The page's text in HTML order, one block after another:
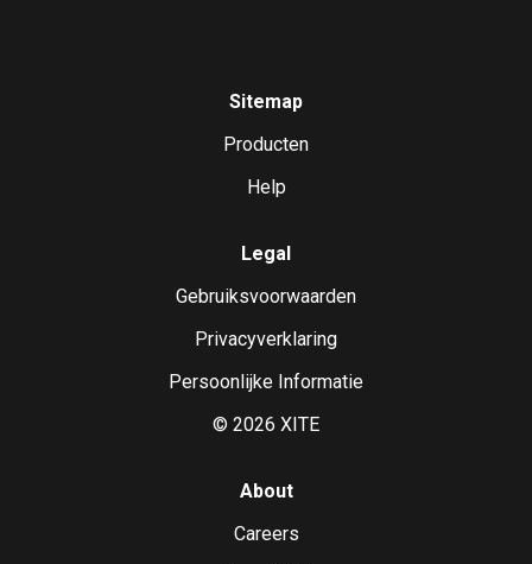
Sitemap
Producten
Help
Legal
Gebruiksvoorwaarden
Privacyverklaring
Persoonlijke Informatie
© 2026 XITE
About
Careers